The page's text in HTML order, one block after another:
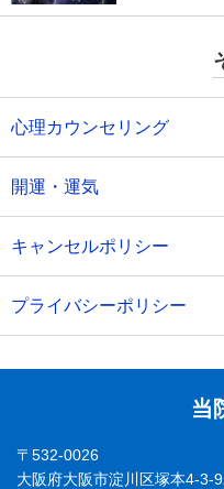
心理カウンセリング
開運・運気
キャンセルポリシー
プライバシーポリシー
当
〒532-0026
大阪府大阪市淀川区塚本4-3-